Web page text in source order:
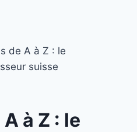
de A à Z : le
suisse
à Z : le